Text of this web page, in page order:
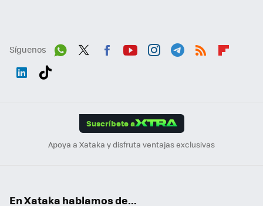
Síguenos
Suscríbete a
Apoya a Xataka y disfruta ventajas exclusivas
En Xataka hablamos de...